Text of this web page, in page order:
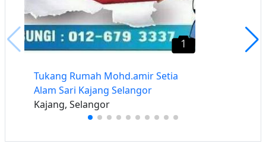
1
Tukang Rumah Mohd.amir Setia
Alam Sari Kajang Selangor
Kajang, Selangor